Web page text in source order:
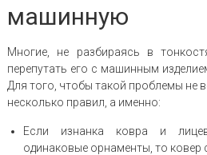
машинную
Многие, не разбираясь в
перепутать его с машинным
Для того, чтобы такой проблемы не
несколько правил, а именно:
Если изнанка ковра и
одинаковые орнаменты, то